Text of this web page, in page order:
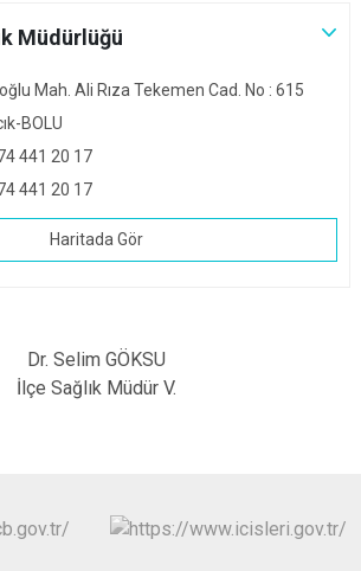
Müdürlüğü
Mah. Ali Rıza Tekemen Cad. No : 615
BOLU
441 20 17
441 20 17
Haritada Gör
Dr. Selim GÖKSU
İlçe Sağlık Müdür V.